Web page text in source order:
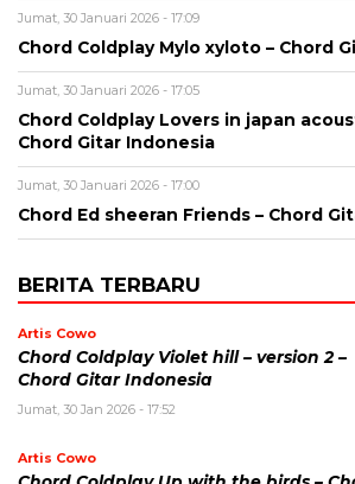
Jumat, 30 Januari 2026 - 17:09
Chord Coldplay Mylo xyloto – Chord
Jumat, 30 Januari 2026 - 17:05
Chord Coldplay Lovers in japan
Chord Gitar Indonesia
Jumat, 30 Januari 2026 - 17:00
Chord Ed sheeran Friends – Chord
BERITA TERBARU
Artis Cowo
Chord Coldplay Violet hill – version 2 –
Chord Gitar Indonesia
Jumat, 30 Jan 2026 - 17:52
Artis Cowo